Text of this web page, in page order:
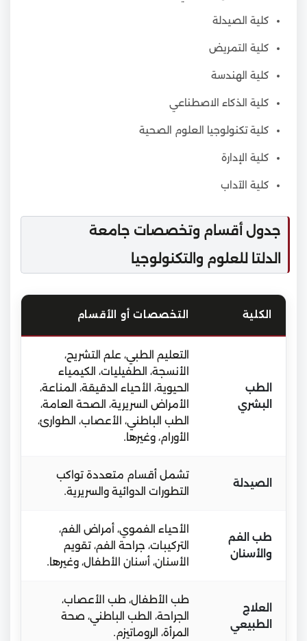
كلية الصيدلة
كلية التمريض
كلية الهندسة
كلية الذكاء الاصطناعي
كلية تكنولوجيا العلوم الصحية
كلية الإدارة
كلية الآداب
جدول أقسام وتخصصات جامعة
الدلتا للعلوم والتكنولوجيا
الكلية التخصصات أو الأقسام
الطب
البشري
التعليم الطبي، علم التشريح،
الأنسجة، الطفيليات، الكيمياء
الحيوية، الأحياء الدقيقة، المناعة،
الأمراض السريرية، الصحة العامة،
الطب الباطني، الأعصاب، الطوارئ،
الأورام، وغيرها.
الصيدلة
تشمل أقسام متعددة تواكب
التطورات الدوائية والسريرية.
طب الفم
والأسنان
الأحياء الفموي، أمراض الفم،
التركيبات، جراحة الفم، تقويم
الأسنان، أسنان الأطفال، وغيرها.
العلاج
الطبيعي
طب الأطفال، طب الأعصاب،
الجراحة، الطب الباطني، صحة
المرأة، الروماتيزم.